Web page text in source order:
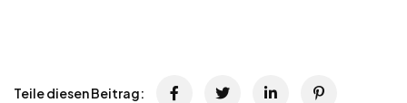
Teile diesen Beitrag: